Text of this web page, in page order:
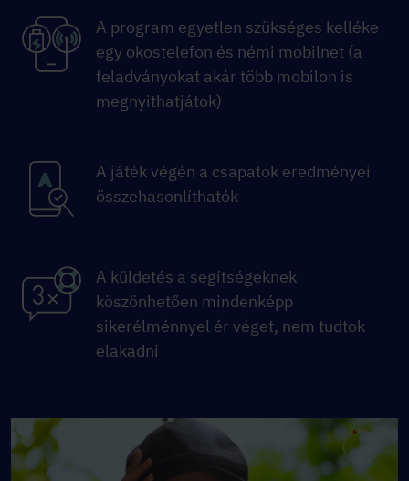
A program egyetlen szükséges kelléke
egy okostelefon és némi mobilnet (a
feladványokat akár több mobilon is
megnyithatjátok)
A játék végén a csapatok eredményei
összehasonlíthatók
A küldetés a segítségeknek
köszönhetően mindenképp
sikerélménnyel ér véget, nem tudtok
elakadni